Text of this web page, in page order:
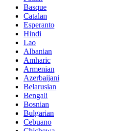
Basque
Catalan
Esperanto
Hindi
Lao
Albanian
Amharic
Armenian
Azerbaijani
Belarusian
Bengali
Bosnian
Bulgarian
Cebuano